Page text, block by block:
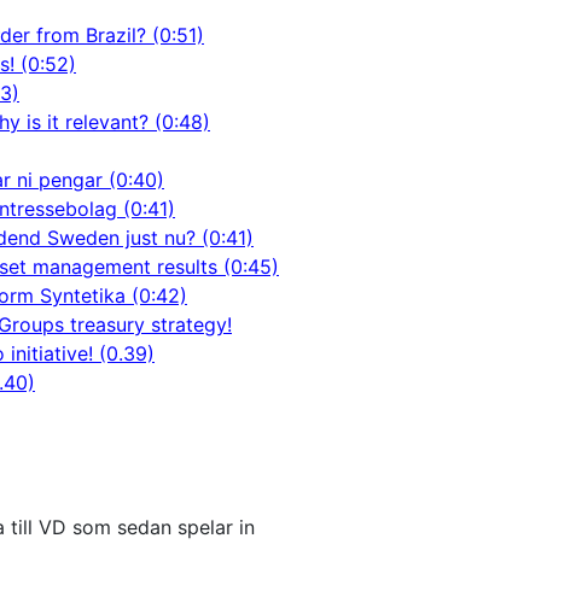
from Brazil? (0:51)
(0:52)
is it relevant? (0:48)
ni pengar (0:40)
(0:41)
Sweden just nu? (0:41)
management results (0:45)
Syntetika (0:42)
treasury strategy!
initiative! (0.39)
till VD som sedan spelar in